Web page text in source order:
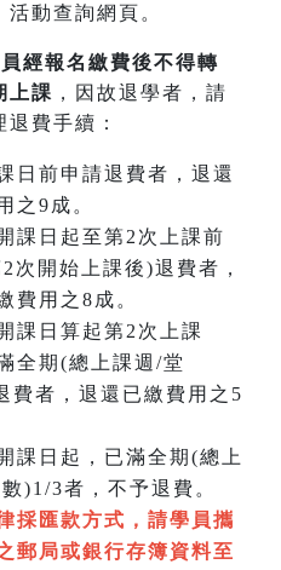
動查詢網頁。
員經報名繳費後不得轉
上課 ，因故退學者，請
費手續：
日前申請退費者，退還
之9成。
課日起至第2次上課前
次開始上課後)退費者，
費用之8成。
課日算起第2次上課
全期(總上課週/堂
費者，退還已繳費用之5
課日起，已滿全期(總上
)1/3者，不予退費。
採匯款方式，請學員攜
郵局或銀行存簿資料至